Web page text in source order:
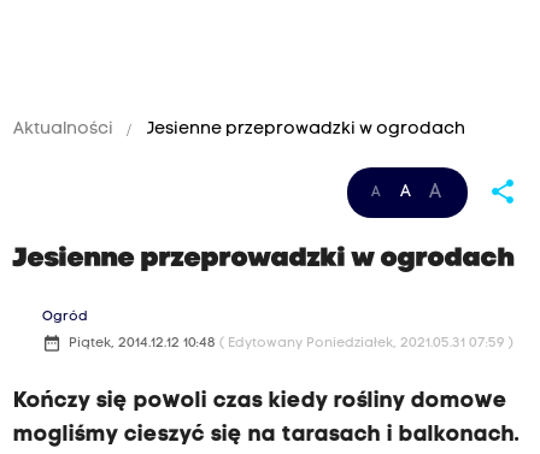
Aktualności Jesienne przeprowadzki w ogrodach
A A A share
Jesienne przeprowadzki w ogrodach
Ogród
date_range Piątek, 2014.12.12 10:48 ( Edytowany Poniedziałek, 2021.05.31 07:59 )
Kończy się powoli czas kiedy rośliny domowe
mogliśmy cieszyć się na tarasach i balkonach.